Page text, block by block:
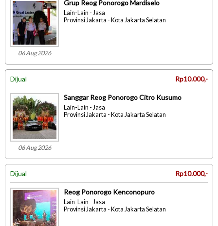
06 Aug 2026
Grup Reog Ponorogo Mardiselo
Lain-Lain - Jasa
Provinsi Jakarta - Kota Jakarta Selatan
Dijual Rp10.000,-
06 Aug 2026
Sanggar Reog Ponorogo Citro Kusumo
Lain-Lain - Jasa
Provinsi Jakarta - Kota Jakarta Selatan
Dijual Rp10.000,-
Reog Ponorogo Kenconopuro
Lain-Lain - Jasa
Provinsi Jakarta - Kota Jakarta Selatan